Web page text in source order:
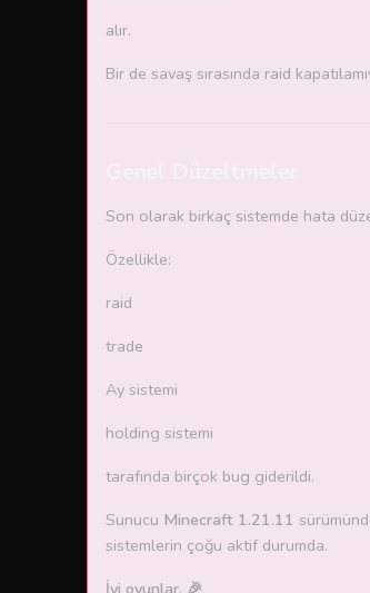
alır.
Bir de savaş sırasında raid
Son olarak birkaç sistemde hata
Özellikle:
raid
trade
Ay sistemi
holding sistemi
tarafında birçok bug giderildi.
Sunucu Minecraft 1.21.11
sistemlerin çoğu aktif durumda.